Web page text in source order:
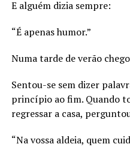
E alguém dizia sempre:
“É apenas humor.”
Numa tarde de verão
Sentou-se sem dizer
princípio ao fim. Quando
regressar a casa,
“Na vossa aldeia, quem